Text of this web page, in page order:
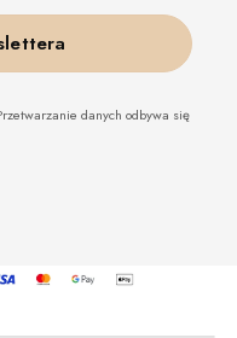
danych odbywa się